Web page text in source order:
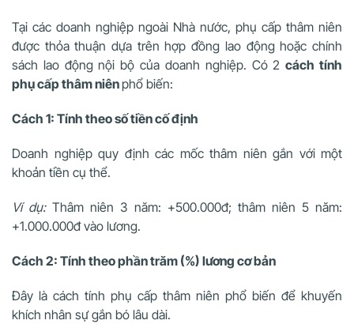
Tại các doanh nghiệp ngoài Nhà nước, phụ cấp thâm niên
được thỏa thuận dựa trên hợp đồng lao động hoặc chính
sách lao động nội bộ của doanh nghiệp. Có 2cách tính
phụ cấp thâm niênphổ biến:
Cách 1: Tính theo số tiền cố định
Doanh nghiệp quy định các mốc thâm niên gắn với một
khoản tiền cụ thể.
Ví dụ:Thâm niên 3 năm: +500.000đ; thâm niên 5 năm:
+1.000.000đ vào lương.
Cách 2: Tính theo phần trăm (%) lương cơ bản
Đây là cách tính phụ cấp thâm niên phổ biến để khuyến
khích nhân sự gắn bó lâu dài.